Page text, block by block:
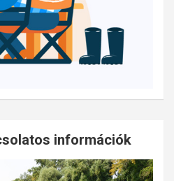
információk